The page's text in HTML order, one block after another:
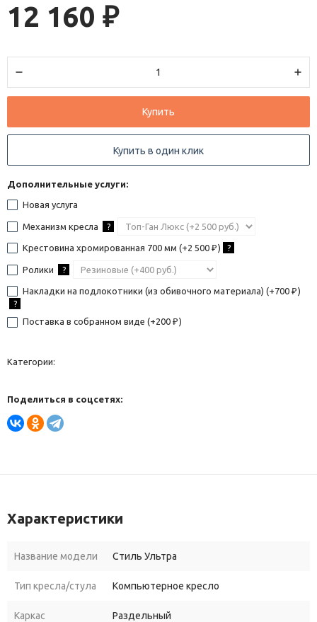
12 160 ₽
Купить
Купить в один клик
Дополнительные услуги:
Новая услуга
Механизм кресла ?
Крестовина хромированная 700 мм (+2 500 ₽ ) ?
Ролики ?
Накладки на подлокотники (из обивочного материала) (+700 ₽ )
?
Поставка в собранном виде (+200 ₽ )
Категории:
Поделиться в соцсетях:
Характеристики
Название модели Стиль Ультра
Тип кресла/стула Компьютерное кресло
Каркас Раздельный